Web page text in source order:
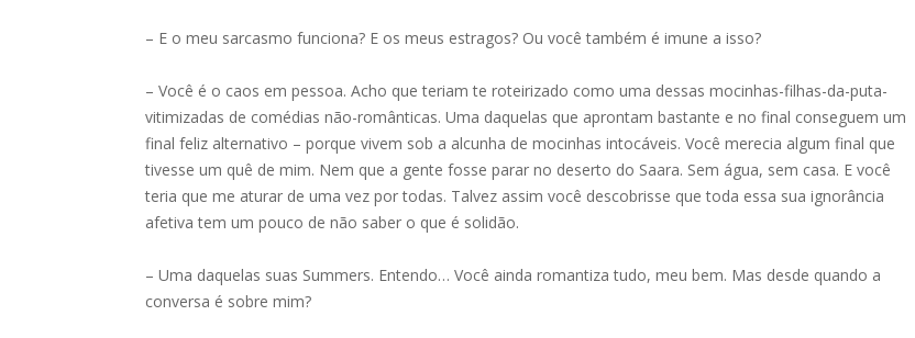
– E o meu sarcasmo funciona? E os meus estragos? Ou você também é imune a isso?
– Você é o caos em pessoa. Acho que teriam te roteirizado como uma dessas mocinhas-filhas-da-puta-
vitimizadas de comédias não-românticas. Uma daquelas que aprontam bastante e no final conseguem um
final feliz alternativo – porque vivem sob a alcunha de mocinhas intocáveis. Você merecia algum final que
tivesse um quê de mim. Nem que a gente fosse parar no deserto do Saara. Sem água, sem casa. E você
teria que me aturar de uma vez por todas. Talvez assim você descobrisse que toda essa sua ignorância
afetiva tem um pouco de não saber o que é solidão.
– Uma daquelas suas Summers. Entendo… Você ainda romantiza tudo, meu bem. Mas desde quando a
conversa é sobre mim?